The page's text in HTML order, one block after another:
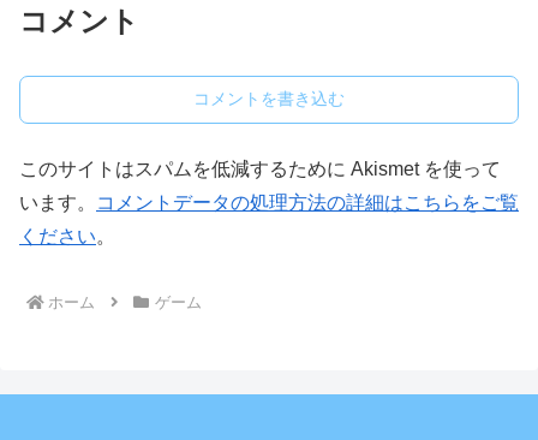
コメント
コメントを書き込む
このサイトはスパムを低減するために Akismet を使って
います。
コメントデータの処理方法の詳細はこちらをご覧
ください。
ホーム ゲーム